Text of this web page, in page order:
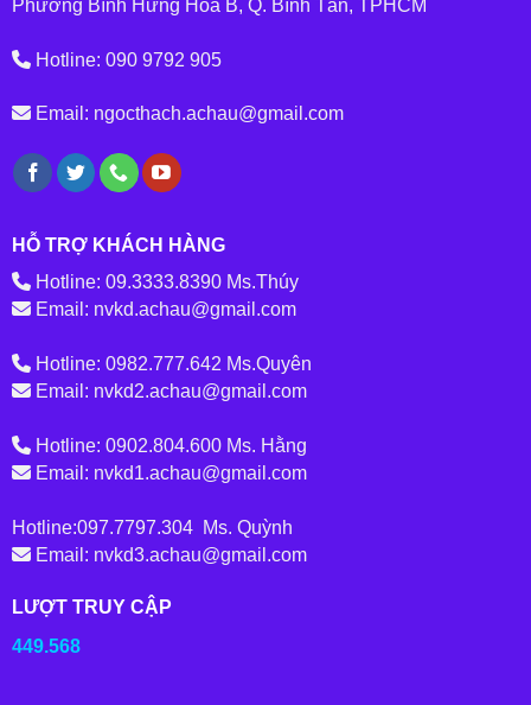
Phường Bình Hưng Hoà B, Q. Bình Tân, TPHCM
Hotline: 090 9792 905
Email: ngocthach.achau@gmail.com
HỖ TRỢ KHÁCH HÀNG
Hotline: 09.3333.8390 Ms.Thúy
Email: nvkd.achau@gmail.com
Hotline: 0982.777.642 Ms.Quyên
Email: nvkd2.achau@gmail.com
Hotline: 0902.804.600 Ms. Hằng
Email: nvkd1.achau@gmail.com
Hotline:097.7797.304 Ms. Quỳnh
Email: nvkd3.achau@gmail.com
LƯỢT TRUY CẬP
449.568